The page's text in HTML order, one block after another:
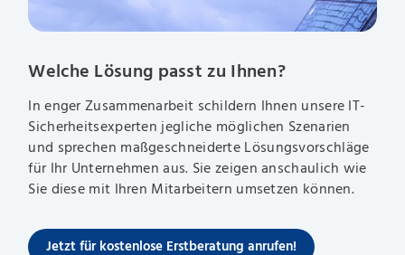
Welche Lösung passt zu Ihnen?
In enger Zusammenarbeit schildern Ihnen unsere IT-
Sicherheitsexperten jegliche möglichen Szenarien
und sprechen maßgeschneiderte Lösungsvorschläge
für Ihr Unternehmen aus. Sie zeigen anschaulich wie
Sie diese mit Ihren Mitarbeitern umsetzen können.
Jetzt für kostenlose Erstberatung anrufen!